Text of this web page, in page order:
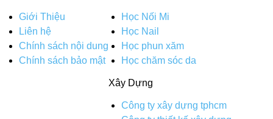
Giới Thiệu
Liên hệ
Chính sách nội dung
Chính sách bảo mật
Học Nối Mi
Học Nail
Học phun xăm
Học chăm sóc da
Xây Dựng
Công ty xây dựng tphcm